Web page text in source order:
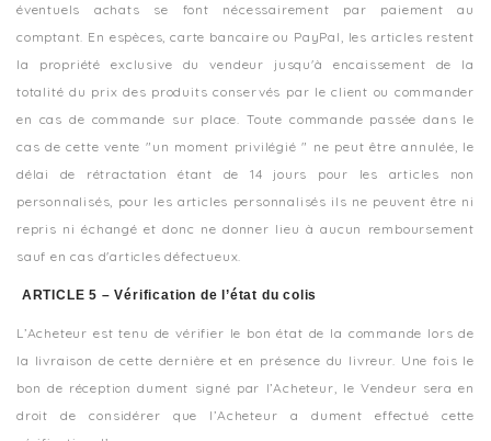
éventuels achats se font nécessairement par paiement au
comptant. En espèces, carte bancaire ou PayPal, les articles restent
la propriété exclusive du vendeur jusqu'à encaissement de la
totalité du prix des produits conservés par le client ou commander
en cas de commande sur place. Toute commande passée dans le
cas de cette vente "un moment privilégié " ne peut être annulée, le
délai de rétractation étant de 14 jours pour les articles non
personnalisés, pour les articles personnalisés ils ne peuvent être ni
repris ni échangé et donc ne donner lieu à aucun remboursement
sauf en cas d'articles défectueux.
ARTICLE 5 – Vérification de l’état du colis
L’Acheteur est tenu de vérifier le bon état de la commande lors de
la livraison de cette dernière et en présence du livreur. Une fois le
bon de réception dument signé par l’Acheteur, le Vendeur sera en
droit de considérer que l’Acheteur a dument effectué cette